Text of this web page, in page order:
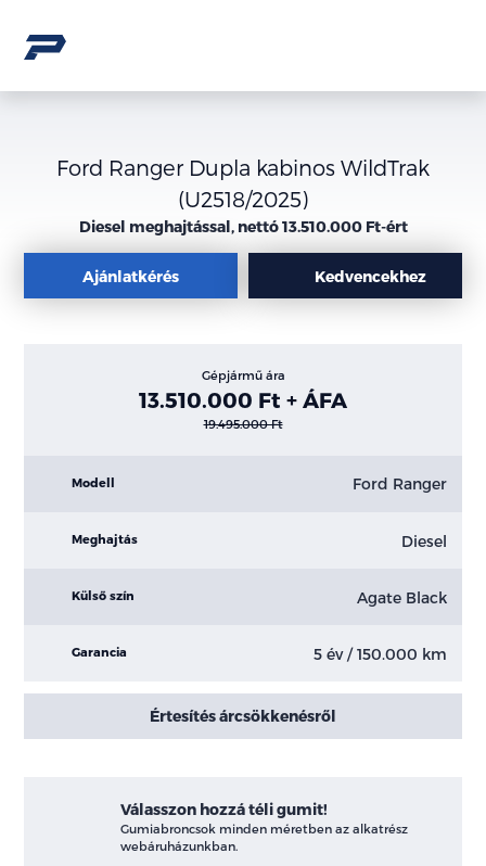
Ford Ranger Dupla kabinos WildTrak
(U2518/2025)
Diesel meghajtással, nettó 13.510.000 Ft-ért
Ajánlatkérés Kedvencekhez
Gépjármű ára
13.510.000 Ft + ÁFA
19.495.000 Ft
Modell Ford Ranger
Meghajtás Diesel
Külső szín Agate Black
Garancia 5 év / 150.000 km
Értesítés árcsökkenésről
Válasszon hozzá téli gumit!
Gumiabroncsok minden méretben az alkatrész
webáruházunkban.